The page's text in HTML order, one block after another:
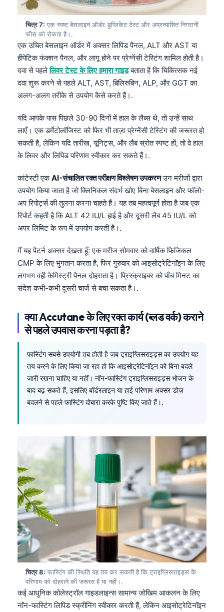
चित्र 7: एक स्पष्ट बेसलाइन ऑर्डर डुप्लिकेट टेस्ट और अप्रत्याशित निगरानी
फीस को रोकता है।.
एक उचित बेसलाइन ऑर्डर में अक्सर लिपिड पैनल, ALT और AST या
हीपेटिक फंक्शन पैनल, और लागू होने पर प्रेग्नेंसी टेस्टिंग शामिल होती है।
दवा से पहलेलिवर टेस्ट के लिए हमारा गाइडबताता है कि चिकित्सक नई
दवा शुरू करने से पहले ALT, AST, बिलिरुबिन, ALP, और GGT का
अलग-अलग तरीके से उपयोग कैसे करते हैं।.
यदि आपके पास पिछले 30-90 दिनों में हाल के लैब्स थे, तो उन्हें साथ
लाएँ। एक डर्मेटोलॉजिस्ट को फिर भी ताज़ा प्रेग्नेंसी टेस्टिंग की जरूरत हो
सकती है, लेकिन यदि तारीख, यूनिट्स, और लैब स्रोत स्पष्ट हों, तो वे हाल
के लिवर और लिपिड परिणाम स्वीकार कर सकते हैं।.
कांटेस्टी एकAI-संचालित रक्त परीक्षण विश्लेषण उपकरणउन मरीजों द्वारा
उपयोग किया जाता है जो क्लिनिकल संदर्भ खोए बिना बेसलाइन और फॉलो-
अप रिपोर्ट्स की तुलना करना चाहते हैं। यह तब महत्वपूर्ण होता है जब एक
रिपोर्ट कहती है कि ALT 42 IU/L हाई है और दूसरी लैब 45 IU/L को
अपर लिमिट के रूप में उपयोग करती है।.
मैं यह पैटर्न अक्सर देखता हूँ: एक मरीज सोमवार को वार्षिक फिजिकल
CMP के लिए भुगतान करता है, फिर गुरुवार को आइसोट्रेटिनॉइन के लिए
लगभग वही केमिस्ट्री पैनल दोहराता है। प्रिस्क्राइबर को पाँच मिनट का
संदेश कभी-कभी दूसरी चार्ज से बचा सकता है।.
क्या Accutane के लिए रक्त कार्य (ब्लड वर्क) कराने
से पहले उपवास करना पड़ता है?
फास्टिंग सबसे उपयोगी तब होती है जब ट्राइग्लिसराइड्स का उपयोग यह
तय करने के लिए किया जा रहा हो कि आइसोट्रेटिनॉइन को बिना बदले
जारी रखना चाहिए या नहीं। नॉन-फास्टिंग ट्राइग्लिसराइड्स भोजन के
बाद बढ़ सकते हैं, इसलिए बॉर्डरलाइन या हाई परिणाम अक्सर डोज़
बदलने से पहले फास्टिंग दोबारा करके पुष्टि किए जाते हैं।.
चित्र 8: फास्टिंग की स्थिति यह तय कर सकती है कि ट्राइग्लिसराइड्स के
परिणाम को दोहराने की जरूरत है या नहीं।.
कई आधुनिक कोलेस्ट्रॉल गाइडलाइन्स सामान्य जोखिम आकलन के लिए
नॉन-फास्टिंग लिपिड स्क्रीनिंग स्वीकार करती हैं, लेकिन आइसोट्रेटिनॉइन
Српски језик
Svenska
Bosanski
Azərbaycan dili
日本語
Čeština
ქართული
Lietuvių kalba
Slovenščina
Magyar
Shqip
বাংলা
मराठी
தமிழ்
ગુજરાતી
ಕನ್ನಡ
Bahasa Melayu
Tiếng Việt
Tagalog
ไทย
ဗမာစာ
ភាសាខ្មែរ
Kiswahili
Українська
O‘zbekcha
Català
Қазақ тілі
Suomi
Hrvatski